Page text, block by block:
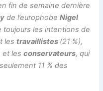
fin de semaine dernière
de l’europhobeNigel
toujours les intentions de
les travaillistes (21 %),
et lesconservateurs, qui
11 % des